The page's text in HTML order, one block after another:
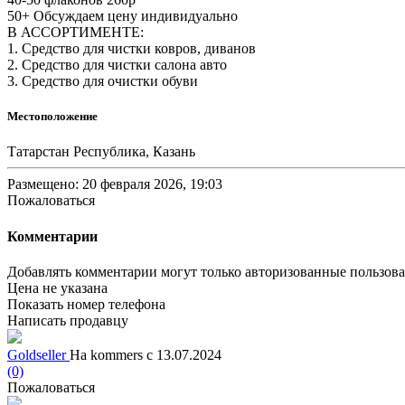
50+ Обсуждаем цену индивидуально
В АССОРТИМЕНТЕ:
1. Средство для чистки ковров, диванов
2. Средство для чистки салона авто
3. Средство для очистки обуви
Местоположение
Татарстан Республика, Казань
Размещено: 20 февраля 2026, 19:03
Пожаловаться
Комментарии
Добавлять комментарии могут только авторизованные
Цена не указана
Показать номер телефона
Написать продавцу
GoldsellerНа kommers с 13.07.2024
(0)
Пожаловаться